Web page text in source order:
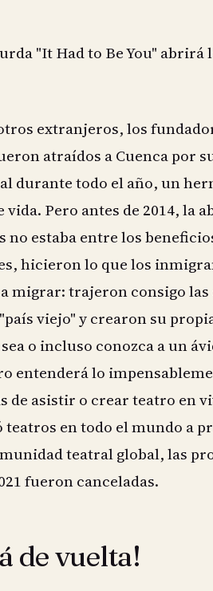
"It Had to Be You" abrirá
extranjeros, los
atraídos a Cuenca por
durante todo el año, un
vida. Pero antes de 2014, la
no estaba entre los
hicieron lo que los
migrar: trajeron consigo las
viejo" y crearon su
o incluso conozca a un
entenderá lo
de asistir o crear teatro en
en todo el mundo a
teatral global, las
fueron canceladas.
de vuelta!